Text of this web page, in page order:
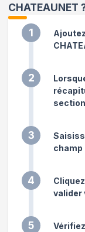
CHATEAUNET
1
2
3
champ
4
valider
5